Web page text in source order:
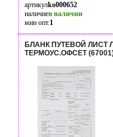
артикулko000652
наличиев наличии
мин опт.1
БЛАНК ПУТЕВОЙ ЛИСТ
ТЕРМОУС.ОФСЕТ